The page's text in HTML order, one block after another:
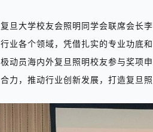
复旦大学校友会照明同学会联席会长
行业各个领域，凭借扎实的专业功底
极动员海内外复旦照明校友参与奖项
合力，推动行业创新发展，打造复旦照